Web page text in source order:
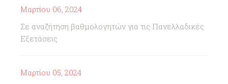
Μαρτίου 06, 2024
Σε αναζήτηση βαθμολογητών για τις Πανελλαδικές
Εξετάσεις
Μαρτίου 05, 2024